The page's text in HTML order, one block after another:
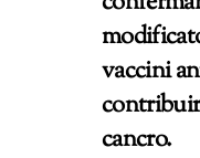
vaccini
cancro.